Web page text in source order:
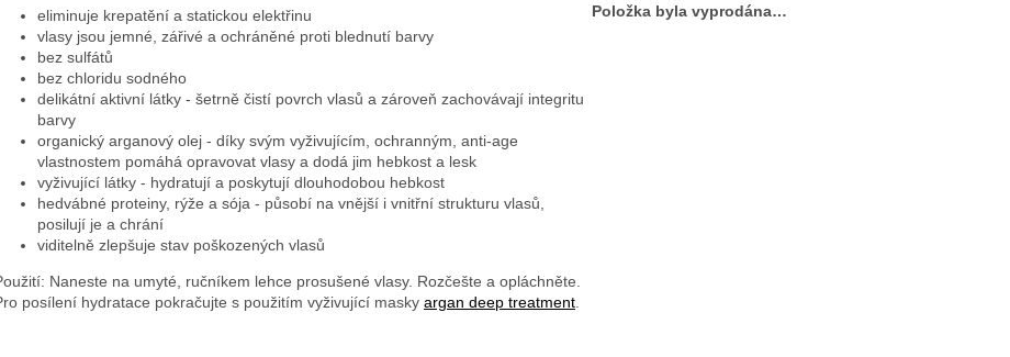
eliminuje krepatění a statickou elektřinu
vlasy jsou jemné, zářivé a ochráněné proti blednutí barvy
bez sulfátů
bez chloridu sodného
delikátní aktivní látky - šetrně čistí povrch vlasů a zároveň zachovávají integritu
barvy
organický arganový olej - díky svým vyživujícím, ochranným, anti-age
vlastnostem pomáhá opravovat vlasy a dodá jim hebkost a lesk
vyživující látky - hydratují a poskytují dlouhodobou hebkost
hedvábné proteiny, rýže a sója - působí na vnější i vnitřní strukturu vlasů,
posilují je a chrání
viditelně zlepšuje stav poškozených vlasů
Naneste na umyté, ručníkem lehce prosušené vlasy. Rozčešte a opláchněte.
posílení hydratace pokračujte s použitím vyživující masky argan deep treatment
Položka byla vyprodána…